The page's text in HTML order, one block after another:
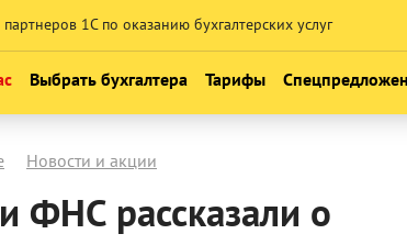
партнеров 1С по оказанию бухгалтерских услуг
Выбрать бухгалтера Тарифы
Месяц
Новости и акции
ФНС рассказали о